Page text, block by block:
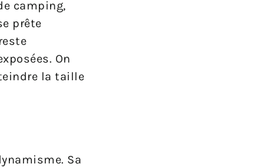
camping,
prête
On
la taille
Sa